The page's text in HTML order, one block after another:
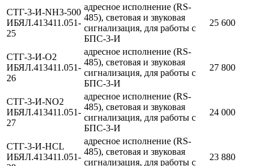
СТГ-3-И-NH3-500
ИБЯЛ.413411.051-
25
адресное исполнение (RS-
485), световая и звуковая
сигнализация, для работы с
БПС-3-И
25 600
СТГ-3-И-O2
ИБЯЛ.413411.051-
26
адресное исполнение (RS-
485), световая и звуковая
сигнализация, для работы с
БПС-3-И
27 800
СТГ-3-И-NO2
ИБЯЛ.413411.051-
27
адресное исполнение (RS-
485), световая и звуковая
сигнализация, для работы с
БПС-3-И
24 000
СТГ-3-И-HCL
ИБЯЛ.413411.051-
адресное исполнение (RS-
485), световая и звуковая
сигнализация, для работы с
23 880